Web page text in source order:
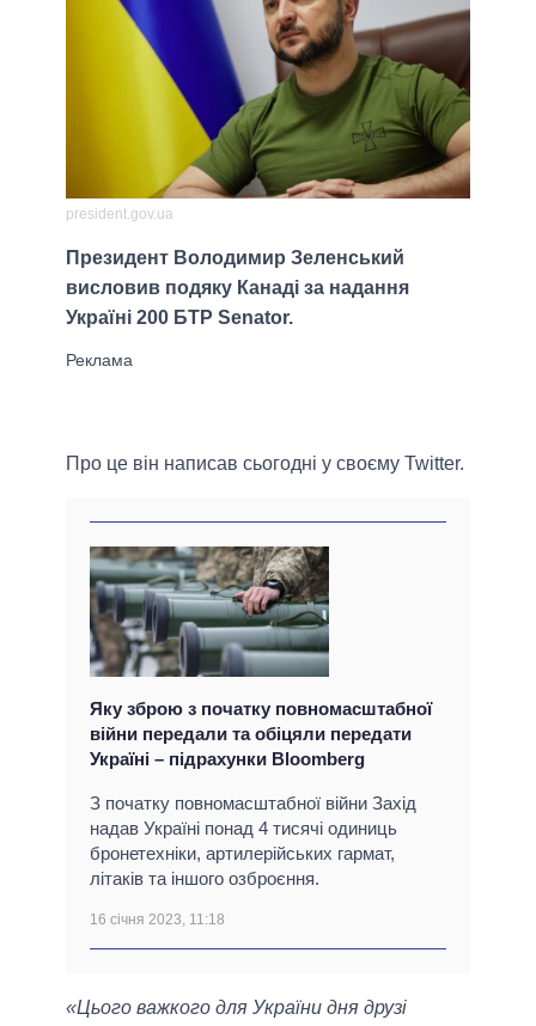
president.gov.ua
Президент Володимир Зеленський
висловив подяку Канаді за надання
Україні 200 БТР Senator.
Про це він написав сьогодні у своєму Twitter.
Яку зброю з початку повномасштабної
війни передали та обіцяли передати
Україні – підрахунки Bloomberg
З початку повномасштабної війни Захід
надав Україні понад 4 тисячі одиниць
бронетехніки, артилерійських гармат,
літаків та іншого озброєння.
16 січня 2023, 11:18
«Цього важкого для України дня друзі